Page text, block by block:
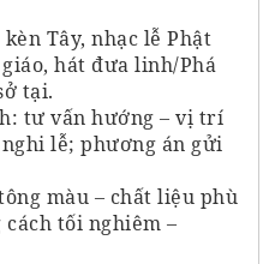
Tây, nhạc lễ Phật
hát đưa linh/Phá
tại.
tư vấn hướng – vị trí
lễ; phương án gửi
màu – chất liệu phù
tối nghiêm –